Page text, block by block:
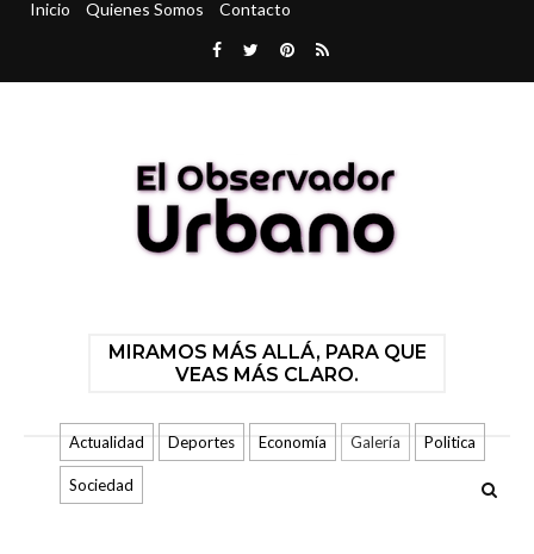
Inicio Quienes Somos Contacto
MIRAMOS MÁS ALLÁ, PARA QUE
VEAS MÁS CLARO.
Actualidad Deportes Economía Galería Politica
Sociedad